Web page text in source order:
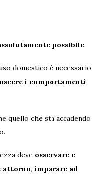
possibile.
domestico è necessario
i comportamenti
quello che sta accadendo
deve osservare e
attorno, imparare ad